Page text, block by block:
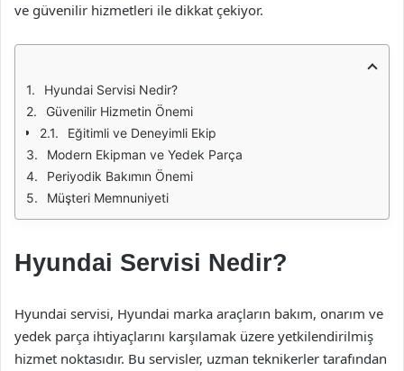
ve güvenilir hizmetleri ile dikkat çekiyor.
Hyundai Servisi Nedir?
Güvenilir Hizmetin Önemi
Eğitimli ve Deneyimli Ekip
Modern Ekipman ve Yedek Parça
Periyodik Bakımın Önemi
Müşteri Memnuniyeti
Hyundai Servisi Nedir?
Hyundai servisi, Hyundai marka araçların bakım, onarım ve
yedek parça ihtiyaçlarını karşılamak üzere yetkilendirilmiş
hizmet noktasıdır. Bu servisler, uzman teknikerler tarafından